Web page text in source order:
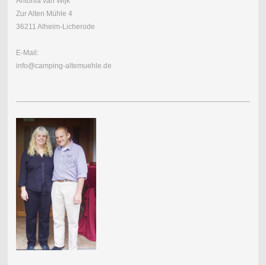
Zur Alten Mühle 4
36211 Alheim-Licherode
E-Mail:
info@camping-altemuehle.de